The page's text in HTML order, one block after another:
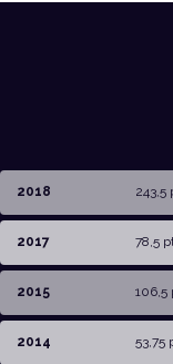
2018 243,5
2017 78,5
2015 106,5
2014 53,75